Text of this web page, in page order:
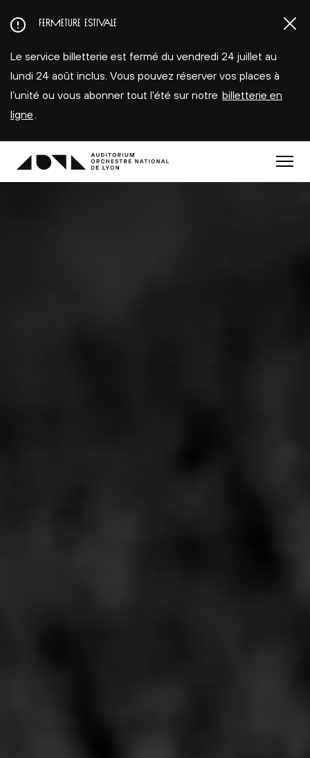
au
principal
FERMETURE ESTIVALE
Le service billetterie est fermé du vendredi 24 juillet au
lundi 24 août inclus. Vous pouvez réserver vos places à
l’unité ou vous abonner tout l'été sur notre billetterie en
ligne
Menu